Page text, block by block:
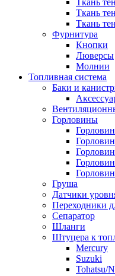
Ткань
Ткань
Ткань
Фурнитура
Кнопки
Люверсы
Молнии
Топливная система
Баки и
Горловины
Груша
Датчики
Переходники
Сепаратор
Шланги
Штуцера к
Mercury
Suzuki
Tohatsu/